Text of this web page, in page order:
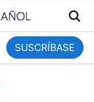
SUSCRÍBASE